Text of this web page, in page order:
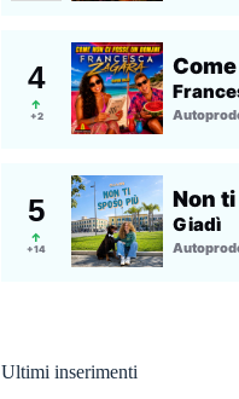
Ultimi inserimenti